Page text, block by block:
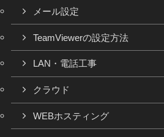
メール設定
TeamViewerの設定方法
LAN・電話工事
クラウド
WEBホスティング